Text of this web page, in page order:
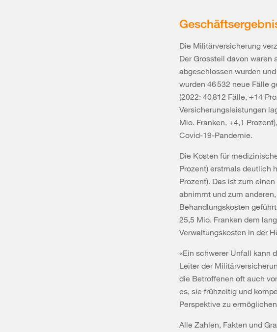
Die Militärversicherung
Der Grossteil davon
abgeschlossen wurden
wurden 46 532 neue Fälle
(2022: 40 812 Fälle, +14
Versicherungsleistungen
Mio. Franken, +4,1
Covid-19-Pandemie.
Die Kosten für
Prozent) erstmals deutlich
Prozent). Das ist zum
abnimmt und zum
Behandlungskosten
25,5 Mio. Franken dem
Verwaltungskosten in der
«Ein schwerer Unfall kann
Leiter der
die Betroffenen oft auch
es, sie frühzeitig und
Perspektive zu
Alle Zahlen, Fakten und